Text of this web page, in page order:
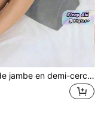
Oreiller de jambe en demi-cercle pour les dormeurs sur le côté, support contouré en mousse à mémoire de forme avec housse lavable - Cadeau de la Saint-Valentin pour elle/lui, coussin de pour le salon de beauté et la maison